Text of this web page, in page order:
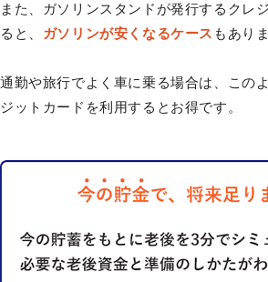
また、ガソリンスタンドが発行するクレ
ると、 ガソリンが安くなるケース もあり
通勤や旅行でよく車に乗る場合は、この
ジットカードを利用するとお得です。